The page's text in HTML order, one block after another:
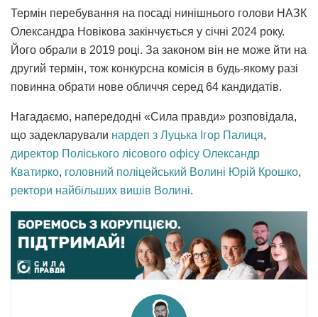
Термін перебування на посаді нинішнього голови НАЗК
Олександра Новікова закінчується у січні 2024 року.
Його обрали в 2019 році. За законом він не може йти на
другий термін, тож конкурсна комісія в будь-якому разі
повинна обрати нове обличчя серед 64 кандидатів.
Нагадаємо, напередодні «Сила правди» розповідала,
що задекларували нардеп з Луцька Ігор Палиця,
директор Поліського лісового офісу Олександр
Кватирко, головний поліцейський Волині Юрій Крошко,
ректори найбільших вишів Волині.